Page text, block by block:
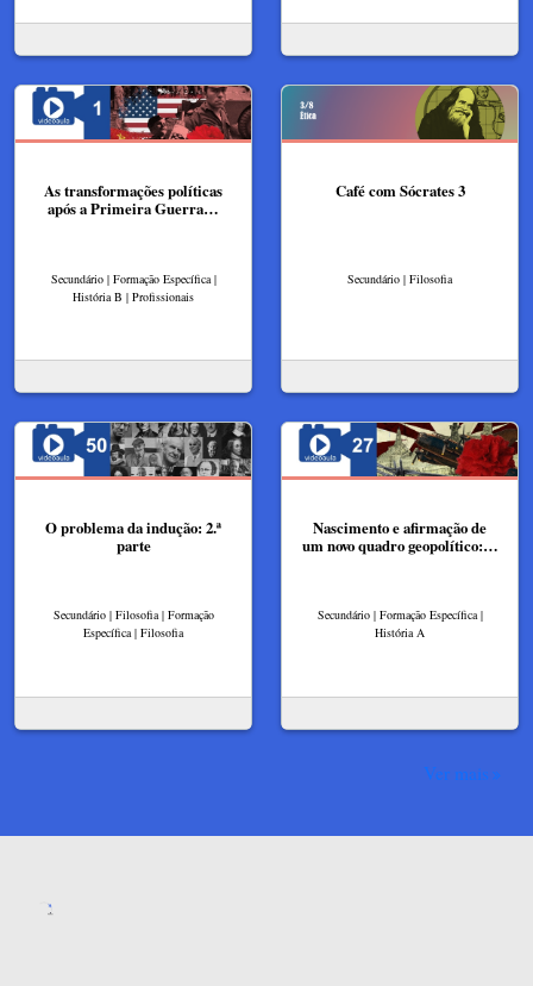
As transformações políticas
após a Primeira Guerra…
Secundário | Formação Específica |
História B | Profissionais
Café com Sócrates 3
Secundário | Filosofia
O problema da indução: 2.ª
parte
Secundário | Filosofia | Formação
Específica | Filosofia
Nascimento e afirmação de
um novo quadro geopolítico:…
Secundário | Formação Específica |
História A
Ver mais